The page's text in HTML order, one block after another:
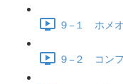
９−１ ホメ
９−２ コン